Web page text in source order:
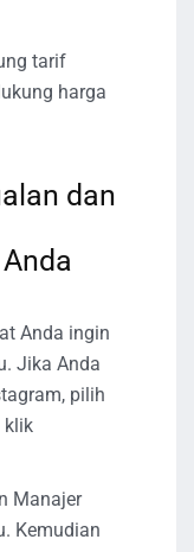
tarif
harga
dan
Anda ingin
Jika Anda
pilih
klik
Manajer
Kemudian